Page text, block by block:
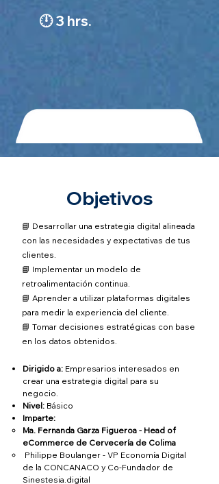
🕛 3 hrs.
Objetivos
📘 Desarrollar una estrategia digital alineada
con las necesidades y expectativas de tus
clientes.
📘 Implementar un modelo de
retroalimentación continua.
📘 Aprender a utilizar plataformas digitales
para medir la experiencia del cliente.
📘 Tomar decisiones estratégicas con base
en los datos obtenidos.
Dirigido a: Empresarios interesados en
crear una estrategia digital para su
negocio.
Nivel: Básico
Imparte:
Ma. Fernanda Garza Figueroa - Head of
eCommerce de Cervecería de Colima
Philippe Boulanger - VP Economía Digital
de la CONCANACO y Co-Fundador de
Sinestesia.digital